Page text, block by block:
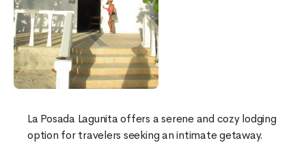
La Posada Lagunita offers a serene and cozy lodging
option for travelers seeking an intimate getaway.